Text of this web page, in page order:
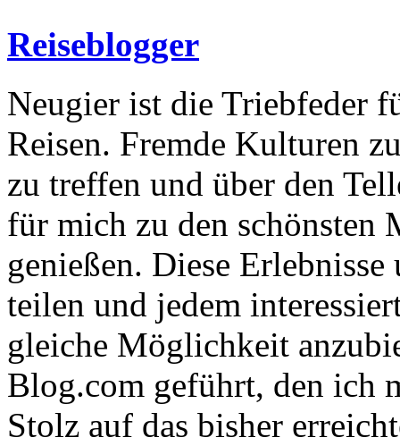
Reiseblogger
Neugier ist die Triebfeder
Reisen. Fremde Kulturen
zu treffen und über den
für mich zu den schönsten
genießen. Diese
teilen und jedem
gleiche Möglichkeit
Blog.com geführt, den ich
Stolz auf das bisher